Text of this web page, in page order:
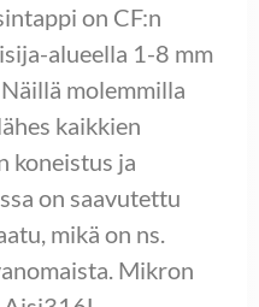
on CF:n
alueella 1-8 mm
molemmilla
kaikkien
koneistus ja
on saavutettu
mikä on ns.
Mikron